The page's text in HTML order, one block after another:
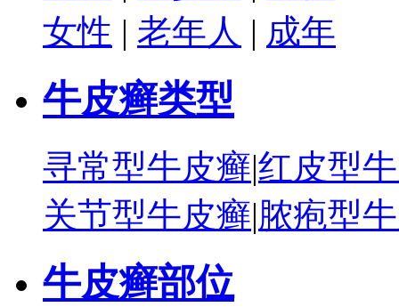
女性 | 老年人 | 成年
牛皮癣类型
寻常型牛皮癣|红皮型
关节型牛皮癣|脓疱型
牛皮癣部位